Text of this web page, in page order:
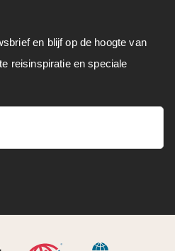
en blijf op de hoogte van
reisinspiratie en speciale